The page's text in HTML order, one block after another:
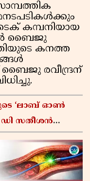
കമ്പനിയായ
ബൈജു
കനത്ത
ബൈജു രവീന്ദ്രന്
‘ലാബ് ഓൺ
ഡി സതീശൻ